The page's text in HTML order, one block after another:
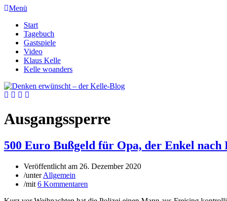
Menü
Start
Tagebuch
Gastspiele
Video
Klaus Kelle
Kelle woanders
Ausgangssperre
500 Euro Bußgeld für Opa, der Enkel nach
Veröffentlicht am 26. Dezember 2020
/unterAllgemein
/mit 6 Kommentaren